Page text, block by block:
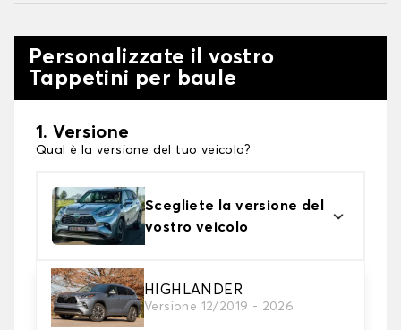
Personalizzate il vostro
Tappetini per baule
1. Versione
Qual è la versione del tuo veicolo?
Scegliete la versione del
vostro veicolo
HIGHLANDER
Versione 12/2019 - 2026
2. Materiale
scegli il materiale del tappetini per baule